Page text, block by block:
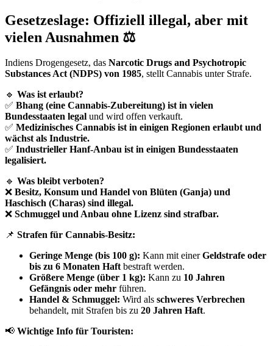
Gesetzeslage: Offiziell illegal, aber mit
vielen Ausnahmen ⚖️
Indiens Drogengesetz, das Narcotic Drugs and Psychotropic
Substances Act (NDPS) von 1985, stellt Cannabis unter Strafe.
🔹 Was ist erlaubt?
✅ Bhang (eine Cannabis-Zubereitung) ist in vielen
Bundesstaaten legal und wird offen verkauft.
✅ Medizinisches Cannabis ist in einigen Regionen erlaubt und
wächst als Industrie.
✅ Industrieller Hanf-Anbau ist in einigen Bundesstaaten
legalisiert.
🔹 Was bleibt verboten?
❌ Besitz, Konsum und Handel von Blüten (Ganja) und
Haschisch (Charas) sind illegal.
❌ Schmuggel und Anbau ohne Lizenz sind strafbar.
📌 Strafen für Cannabis-Besitz:
Geringe Menge (bis 100 g): Kann mit einerGeldstrafe oder
bis zu 6 Monaten Haftbestraft werden.
Größere Menge (über 1 kg): Kann zu 10 Jahren
Gefängnis oder mehr führen.
Handel & Schmuggel: Wird als schweres Verbrechen
behandelt, mit Strafen bis zu 20 Jahren Haft.
📢 Wichtige Info für Touristen: